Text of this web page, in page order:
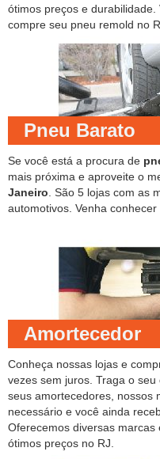
ótimos preços e
compre seu pneu remold no
Pneu Barato
Se você está a procura de
mais próxima e aproveite o
Janeiro . São 5 lojas com as
automotivos. Venha
Amortecedor
Conheça nossas lojas e
vezes sem juros. Traga o
seus amortecedores, nossos
necessário e você ainda
Oferecemos diversas
ótimos preços no RJ.